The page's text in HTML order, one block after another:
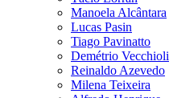
Manoela Alcântara
Lucas Pasin
Tiago Pavinatto
Demétrio Vecchioli
Reinaldo Azevedo
Milena Teixeira